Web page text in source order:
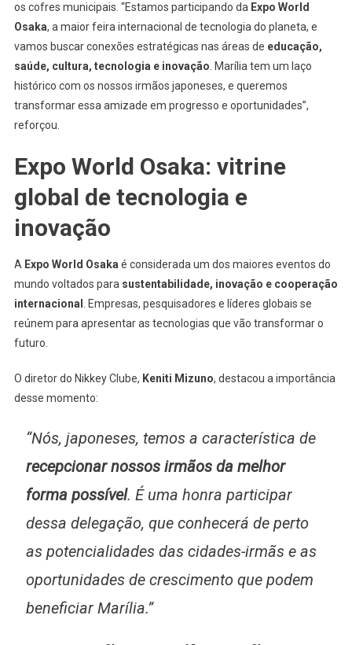
os cofres municipais. “Estamos participando da Expo World
Osaka, a maior feira internacional de tecnologia do planeta, e
vamos buscar conexões estratégicas nas áreas de educação,
saúde, cultura, tecnologia e inovação . Marília tem um laço
histórico com os nossos irmãos japoneses, e queremos
transformar essa amizade em progresso e oportunidades”,
reforçou.
Expo World Osaka: vitrine
global de tecnologia e
inovação
A Expo World Osaka é considerada um dos maiores eventos do
mundo voltados para sustentabilidade, inovação e cooperação
internacional
. Empresas, pesquisadores e líderes globais se
reúnem para apresentar as tecnologias que vão transformar o
futuro.
O diretor do Nikkey Clube, Keniti Mizuno, destacou a importância
desse momento:
“Nós, japoneses, temos a característica de
recepcionar nossos irmãos da melhor
forma possível. É uma honra participar
dessa delegação, que conhecerá de perto
as potencialidades das cidades-irmãs e as
oportunidades de crescimento que podem
beneficiar Marília.”